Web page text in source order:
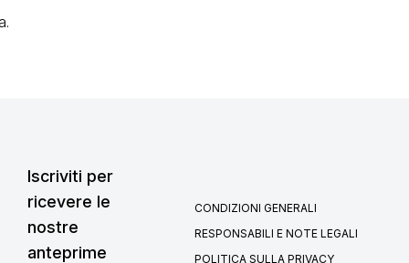
Iscriviti per
ricevere le
nostre
anteprime
CONDIZIONI GENERALI
RESPONSABILI E NOTE LEGALI
POLITICA SULLA PRIVACY